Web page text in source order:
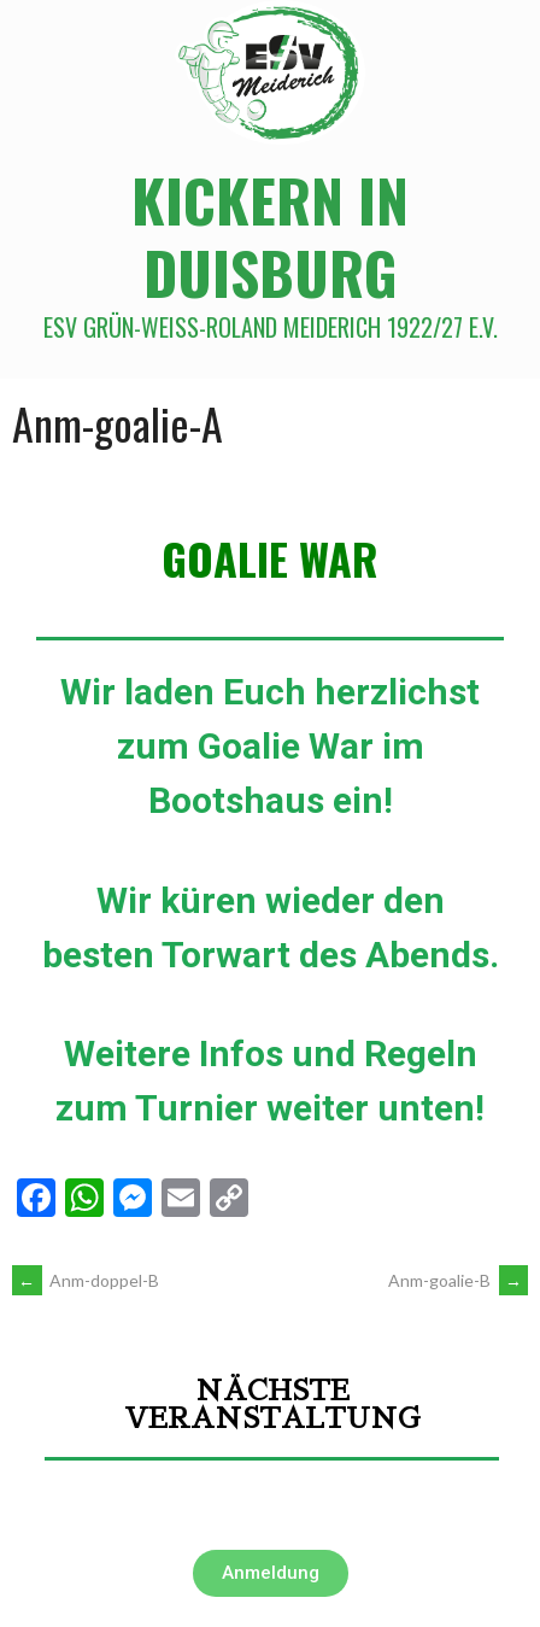
KICKERN IN
DUISBURG
ESV GRÜN-WEISS-ROLAND MEIDERICH 1922/27 E.V.
Anm-goalie-A
GOALIE WAR
Wir laden Euch herzlichst
zum Goalie War im
Bootshaus ein!
Wir küren wieder den
besten Torwart des Abends.
Weitere Infos und Regeln
zum Turnier weiter unten!
Facebook
WhatsApp
Messenger
Email
← Anm-doppel-B Anm-goalie-B →
NÄCHSTE
VERANSTALTUNG
Anmeldung